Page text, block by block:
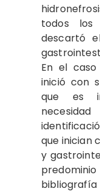
todos los
descartó
En el
inició con
que es
que inician
y